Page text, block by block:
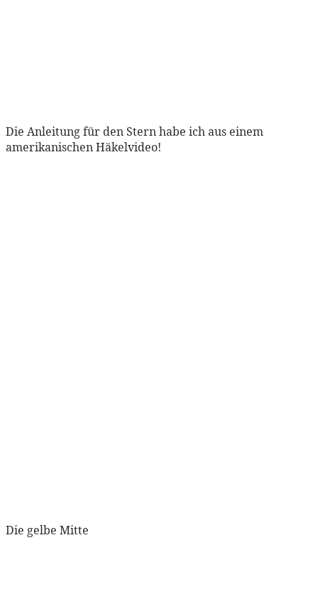
Die Anleitung für den Stern habe ich aus einem
amerikanischen Häkelvideo!
Die gelbe Mitte